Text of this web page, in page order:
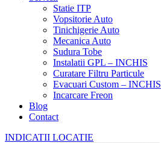
Statie ITP
Vopsitorie Auto
Tinichigerie Auto
Mecanica Auto
Sudura Tobe
Instalatii GPL – INCHIS
Curatare Filtru Particule
Evacuari Custom – INCHIS
Incarcare Freon
Blog
Contact
INDICATII LOCATIE